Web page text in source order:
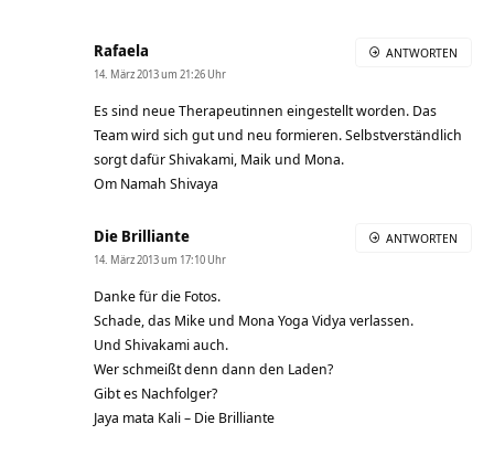
Rafaela
14. März 2013 um 21:26 Uhr
Es sind neue Therapeutinnen eingestellt worden. Das
Team wird sich gut und neu formieren. Selbstverständlich
sorgt dafür Shivakami, Maik und Mona.
Om Namah Shivaya
ANTWORTEN
Die Brilliante
14. März 2013 um 17:10 Uhr
Danke für die Fotos.
Schade, das Mike und Mona Yoga Vidya verlassen.
Und Shivakami auch.
Wer schmeißt denn dann den Laden?
Gibt es Nachfolger?
Jaya mata Kali – Die Brilliante
ANTWORTEN